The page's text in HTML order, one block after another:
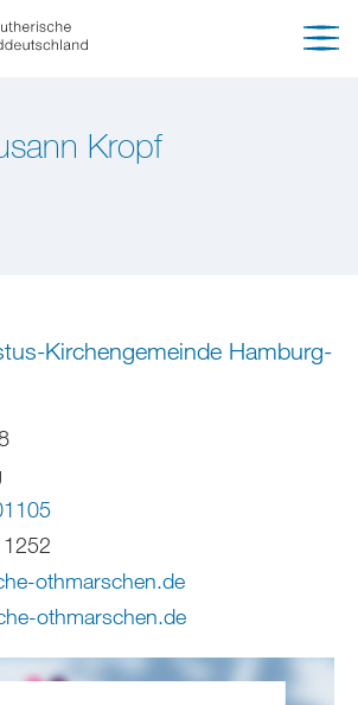
Kropf
Kirchengemeinde Hamburg-
othmarschen.de
othmarschen.de